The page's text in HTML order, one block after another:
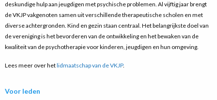
deskundige hulp aan jeugdigen met psychische problemen. Al vijftig jaar brengt
de VKJP vakgenoten samen uit verschillende therapeutische scholen en met
diverse achtergronden. Kind en gezin staan centraal. Het belangrijkste doel van
de vereniging is het bevorderen van de ontwikkeling en het bewaken van de
kwaliteit van de psychotherapie voor kinderen, jeugdigen en hun omgeving.
Lees meer over hetlidmaatschap van de VKJP.
Voor leden